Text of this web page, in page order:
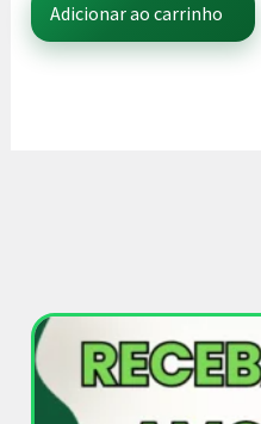
Adicionar ao carrinho